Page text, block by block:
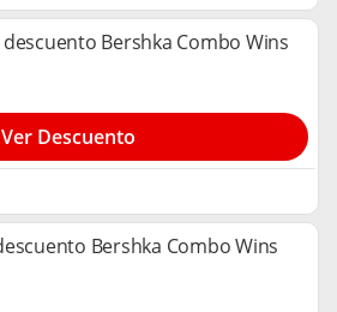
descuento Bershka Combo Wins
Ver Descuento
Bershka Combo Wins